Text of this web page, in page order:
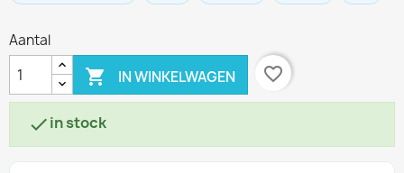
Aantal
 IN WINKELWAGEN favorite_border
in stock